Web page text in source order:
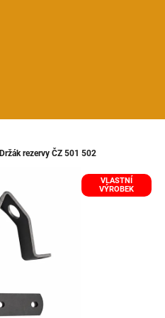
Držák rezervy ČZ 501 502
VLASTNÍ
VÝROBEK